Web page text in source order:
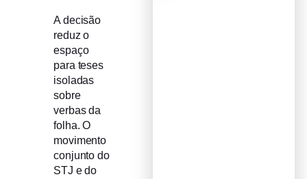
A decisão
reduz o
espaço
para teses
isoladas
sobre
verbas da
folha. O
movimento
conjunto do
STJ e do